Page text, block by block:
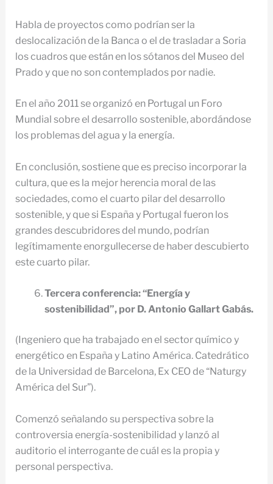
Habla de proyectos como podrían ser la
deslocalización de la Banca o el de trasladar a Soria
los cuadros que están en los sótanos del Museo del
Prado y que no son contemplados por nadie.
En el año 2011 se organizó en Portugal un Foro
Mundial sobre el desarrollo sostenible, abordándose
los problemas del agua y la energía.
En conclusión, sostiene que es preciso incorporar la
cultura, que es la mejor herencia moral de las
sociedades, como el cuarto pilar del desarrollo
sostenible, y que si España y Portugal fueron los
grandes descubridores del mundo, podrían
legítimamente enorgullecerse de haber descubierto
este cuarto pilar.
Tercera conferencia: “Energía y
sostenibilidad”, por D. Antonio Gallart Gabás.
(Ingeniero que ha trabajado en el sector químico y
energético en España y Latino América. Catedrático
de la Universidad de Barcelona, Ex CEO de “Naturgy
América del Sur”).
Comenzó señalando su perspectiva sobre la
controversia energía-sostenibilidad y lanzó al
auditorio el interrogante de cuál es la propia y
personal perspectiva.